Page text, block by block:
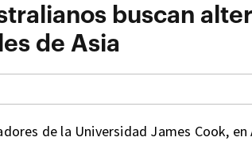
buscan
de Asia
de la Universidad James Cook,